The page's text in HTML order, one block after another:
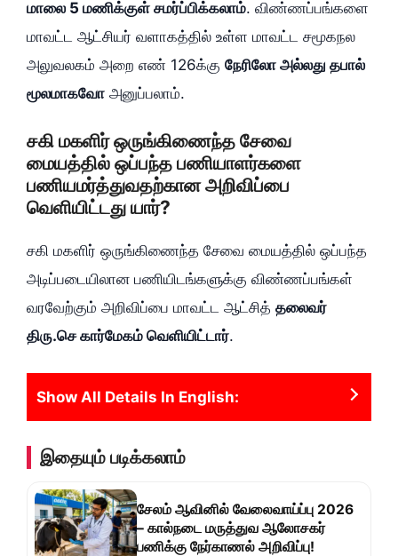
மாலை 5 மணிக்குள் சமர்ப்பிக்கலாம். விண்ணப்பங்களை
மாவட்ட ஆட்சியர் வளாகத்தில் உள்ள மாவட்ட சமூகநல
அலுவலகம் அறை எண் 126க்கு நேரிலோ அல்லது தபால்
மூலமாகவோ அனுப்பலாம்.
சகி மகளிர் ஒருங்கிணைந்த சேவை
மையத்தில் ஒப்பந்த பணியாளர்களை
பணியமர்த்துவதற்கான அறிவிப்பை
வெளியிட்டது யார்?
சகி மகளிர் ஒருங்கிணைந்த சேவை மையத்தில் ஒப்பந்த
அடிப்படையிலான பணியிடங்களுக்கு விண்ணப்பங்கள்
வரவேற்கும் அறிவிப்பை மாவட்ட ஆட்சித் தலைவர்
திரு.செ கார்மேகம் வெளியிட்டார்.
Show All Details In English:
இதையும் படிக்கலாம்
சேலம் ஆவினில் வேலைவாய்ப்பு 2026
– கால்நடை மருத்துவ ஆலோசகர்
பணிக்கு நேர்காணல் அறிவிப்பு!